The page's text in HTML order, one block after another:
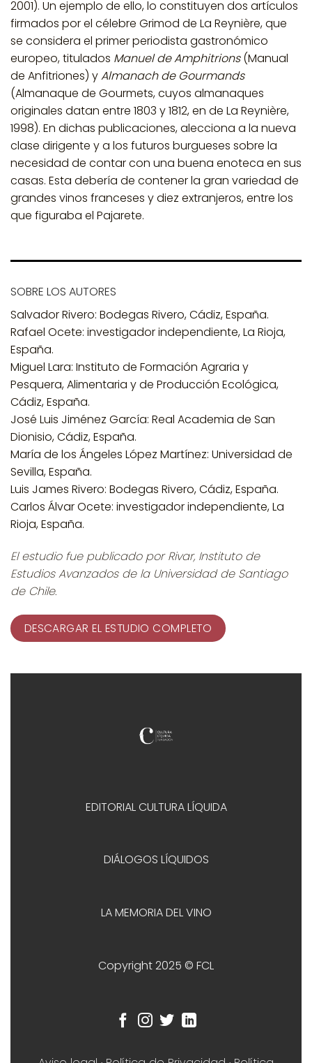
2001). Un ejemplo de ello, lo constituyen dos artículos
firmados por el célebre Grimod de La Reynière, que
se considera el primer periodista gastronómico
europeo, titulados Manuel de Amphitrions(Manual
de Anfitriones) yAlmanach de Gourmands
(Almanaque de Gourmets, cuyos almanaques
originales datan entre 1803 y 1812, en de La Reynière,
1998). En dichas publicaciones, alecciona a la nueva
clase dirigente y a los futuros burgueses sobre la
necesidad de contar con una buena enoteca en sus
casas. Esta debería de contener la gran variedad de
grandes vinos franceses y diez extranjeros, entre los
que figuraba el Pajarete.
SOBRE LOS AUTORES
Salvador Rivero: Bodegas Rivero, Cádiz, España.
Rafael Ocete: investigador independiente, La Rioja,
España.
Miguel Lara: Instituto de Formación Agraria y
Pesquera, Alimentaria y de Producción Ecológica,
Cádiz, España.
José Luis Jiménez García: Real Academia de San
Dionisio, Cádiz, España.
María de los Ángeles López Martínez: Universidad de
Sevilla, España.
Luis James Rivero: Bodegas Rivero, Cádiz, España.
Carlos Álvar Ocete: investigador independiente, La
Rioja, España.
El estudio fue publicado por Rivar, Instituto de
Estudios Avanzados de la Universidad de Santiago
de Chile.
DESCARGAR EL ESTUDIO COMPLETO
EDITORIAL CULTURA LÍQUIDA
DIÁLOGOS LÍQUIDOS
LA MEMORIA DEL VINO
Copyright 2025 © FCL